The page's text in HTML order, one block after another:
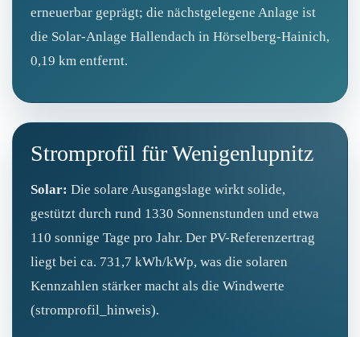
erneuerbar geprägt; die nächstgelegene Anlage ist
die Solar‑Anlage Hallendach in Hörselberg‑Hainich,
0,19 km entfernt.
Stromprofil für Wenigenlupnitz
Solar: Die solare Ausgangslage wirkt solide,
gestützt durch rund 1330 Sonnenstunden und etwa
110 sonnige Tage pro Jahr. Der PV-Referenzertrag
liegt bei ca. 731,7 kWh/kWp, was die solaren
Kennzahlen stärker macht als die Windwerte
(stromprofil_hinweis).